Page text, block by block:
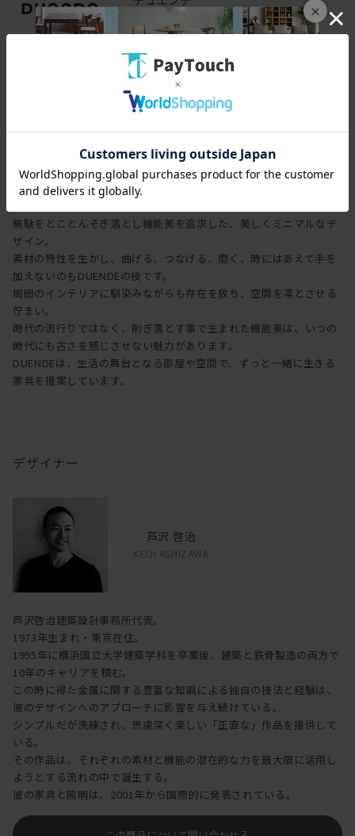
×
機能する、美しさを。
無駄をとことんそぎ落とし機能美を追求した、美しくミニマルなデ
ザイン。
素材の特性を生かし、曲げる、つなげる、磨く、時にはあえて手を
加えないのもDUENDEの技です。
周囲のインテリアに馴染みながらも存在を放ち、空間を凛とさせる
佇まい。
時代の流行りではなく、削ぎ落とす事で生まれた機能美は、いつの
時代にも古さを感じさせない魅力があります。
DUENDEは、生活の舞台となる部屋や空間で、ずっと一緒に生きる
家具を提案しています。
デザイナー
芦沢 啓治
KEIJI ASHIZAWA
芦沢啓治建築設計事務所代表。
1973年生まれ・東京在住。
1995年に横浜国立大学建築学科を卒業後、建築と鉄骨製造の両方で
10年のキャリアを積む。
この時に得た金属に関する豊富な知識による独自の技法と経験は、
彼のデザインへのアプローチに影響を与え続けている。
シンプルだが洗練され、思慮深く楽しい「正直な」作品を提供して
いる。
その作品は、それぞれの素材と機能の潜在的な力を最大限に活用し
ようとする流れの中で誕生する。
彼の家具と照明は、2001年から国際的に発表されている。